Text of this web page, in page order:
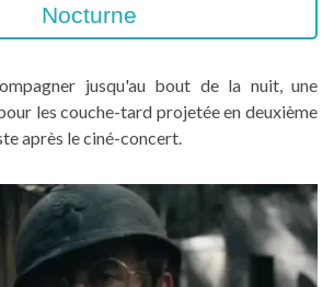
Nocturne
jusqu'au bout de la nuit, une
les couche-tard projetée en deuxième
après le ciné-concert.